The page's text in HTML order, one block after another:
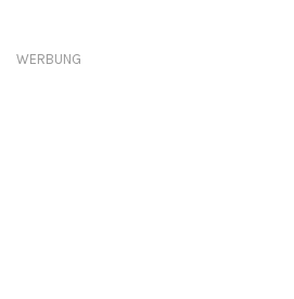
WERBUNG